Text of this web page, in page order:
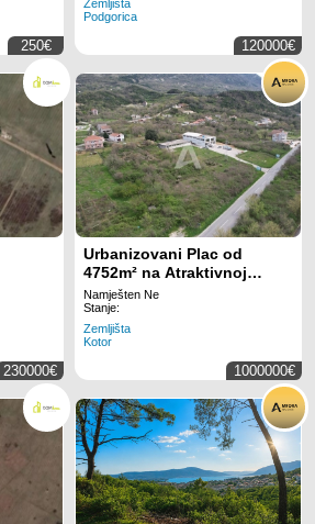
250€
Zemljišta
Podgorica
120000€
230000€
Urbanizovani Plac od
4752m² na Atraktivnoj
Lokaciji u Radanovićima,
Kotor
Namješten Ne
Stanje:
Zemljišta
Kotor
1000000€